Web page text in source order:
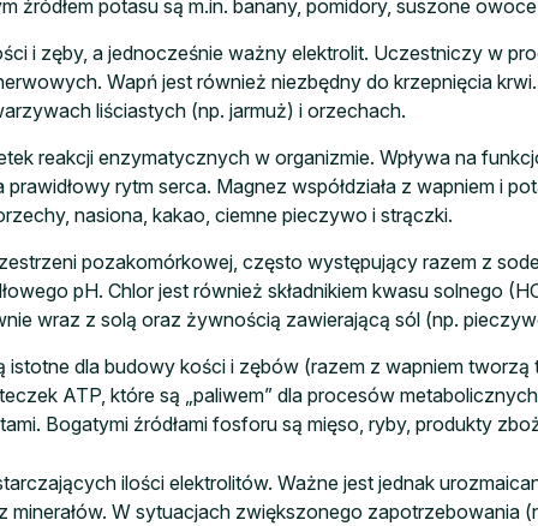
źródłem potasu są m.in. banany, pomidory, suszone
i zęby, a jednocześnie ważny elektrolit. Uczestniczy w
Wapń jest również niezbędny do krzepnięcia
liściastych (np. jarmuż) i orzechach.
reakcji enzymatycznych w organizmie. Wpływa na
rytm serca. Magnez współdziała z wapniem i
nasiona, kakao, ciemne pieczywo i strączki.
pozakomórkowej, często występujący razem z
pH. Chlor jest również składnikiem kwasu solnego
wraz z solą oraz żywnością zawierającą sól (np.
dla budowy kości i zębów (razem z wapniem tworzą
ATP, które są „paliwem” dla procesów
Bogatymi źródłami fosforu są mięso, ryby, produkty
ilości elektrolitów. Ważne jest jednak
W sytuacjach zwiększonego zapotrzebowania